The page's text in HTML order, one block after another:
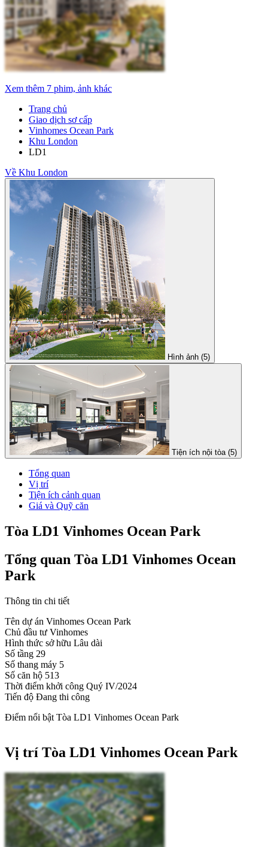
Xem thêm 7 phim, ảnh khác
Trang chủ
Giao dịch sơ cấp
Vinhomes Ocean Park
Khu London
LD1
Về Khu London
Hình ảnh (5)
Tiện ích nội tòa (5)
Tổng quan
Vị trí
Tiện ích cảnh quan
Giá và Quỹ căn
Tòa LD1 Vinhomes Ocean Park
Tổng quan Tòa LD1 Vinhomes Ocean
Park
Thông tin chi tiết
Tên dự án Vinhomes Ocean Park
Chủ đầu tư Vinhomes
Hình thức sở hữu Lâu dài
Số tầng 29
Số thang máy 5
Số căn hộ 513
Thời điểm khởi công Quý IV/2024
Tiến độ Đang thi công
Điểm nổi bật Tòa LD1 Vinhomes Ocean Park
Vị trí Tòa LD1 Vinhomes Ocean Park